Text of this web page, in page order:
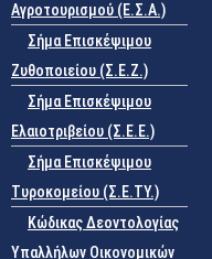
Αγροτουρισμού (Ε.Σ.Α.)
Σήμα Επισκέψιμου
Ζυθοποιείου (Σ.Ε.Ζ.)
Σήμα Επισκέψιμου
Ελαιοτριβείου (Σ.Ε.Ε.)
Σήμα Επισκέψιμου
Τυροκομείου (Σ.Ε.TY.)
Κώδικας Δεοντολογίας
Υπαλλήλων Οικονομικών